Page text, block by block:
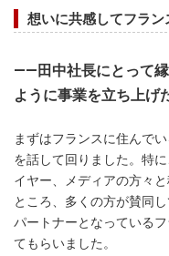
想いに共感してフラ
――田中社長にとって
ように事業を立ち上げ
まずはフランスに住んで
を話して回りました。特
イヤー、メディアの方々
ところ、多くの方が賛同
パートナーとなっている
てもらいました。